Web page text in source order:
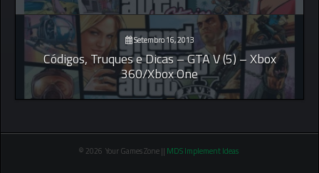
Setembro 16, 2013
Códigos, Truques e Dicas – GTA V (5) – Xbox
360/Xbox One
© 2026 Your Games Zone || MDS Implement Ideas